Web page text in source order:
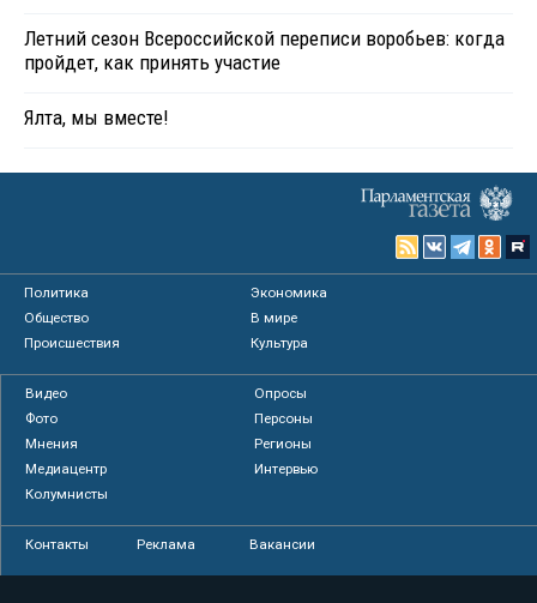
Летний сезон Всероссийской переписи воробьев: когда
пройдет, как принять участие
Ялта, мы вместе!
Политика
Экономика
Общество
В мире
Происшествия
Культура
Видео
Опросы
Фото
Персоны
Мнения
Регионы
Медиацентр
Интервью
Колумнисты
Контакты Реклама Вакансии